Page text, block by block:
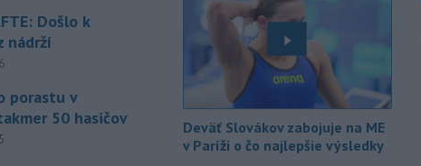
Došlo k
nádrží
porastu v
50 hasičov
bratislavskej rafinérii Slovnaft je
pod kontrolou.
bude predmetom vyšetrovania. Pre
TASR to potvrdil hovorca rafinérie
Anton Molnár.
Ministerstvo kultúry (MK) SR
upraví verziu opatrenia o
podrobnostiach poskytovania dotácií v
Deväť Slovákov zabojuje na ME
v Paríži o čo najlepšie výsledky